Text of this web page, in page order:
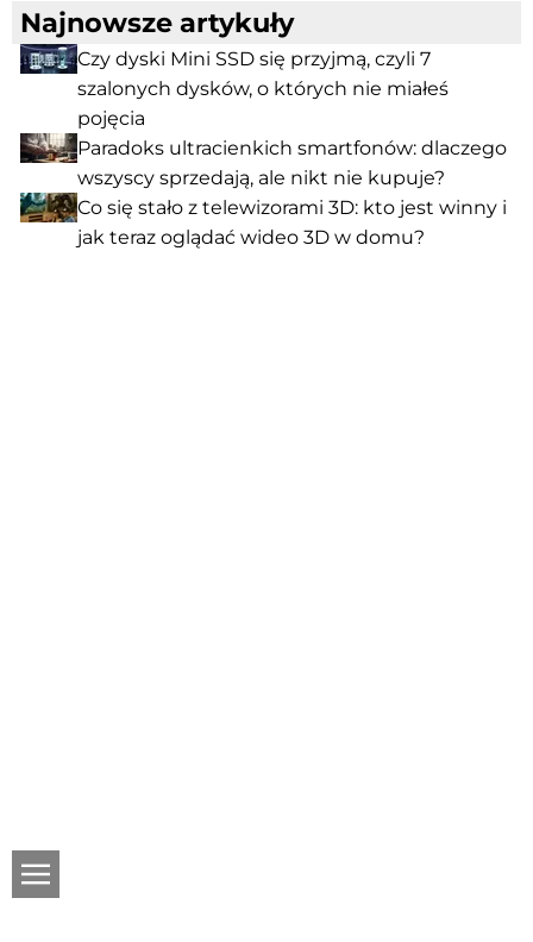
Najnowsze artykuły
Czy dyski Mini SSD się przyjmą, czyli 7
szalonych dysków, o których nie miałeś
pojęcia
Paradoks ultracienkich smartfonów: dlaczego
wszyscy sprzedają, ale nikt nie kupuje?
Co się stało z telewizorami 3D: kto jest winny i
jak teraz oglądać wideo 3D w domu?